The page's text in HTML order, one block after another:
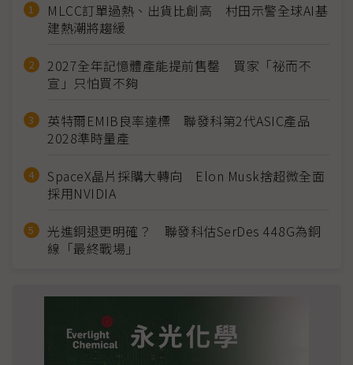
MLCC訂單過熱、出貨比創高 村田示警全球AI基
建熱潮將趨緩
2027全年記憶體產能提前售罄 買家「祕而不
宣」只怕買不夠
英特爾EMIB良率達標 聯發科第2代ASIC產品
2028準時量產
SpaceX晶片採購大轉向 Elon Musk捨超微全面
採用NVIDIA
光進銅退更明確？ 聯發科估SerDes 448G為銅
線「最終戰場」